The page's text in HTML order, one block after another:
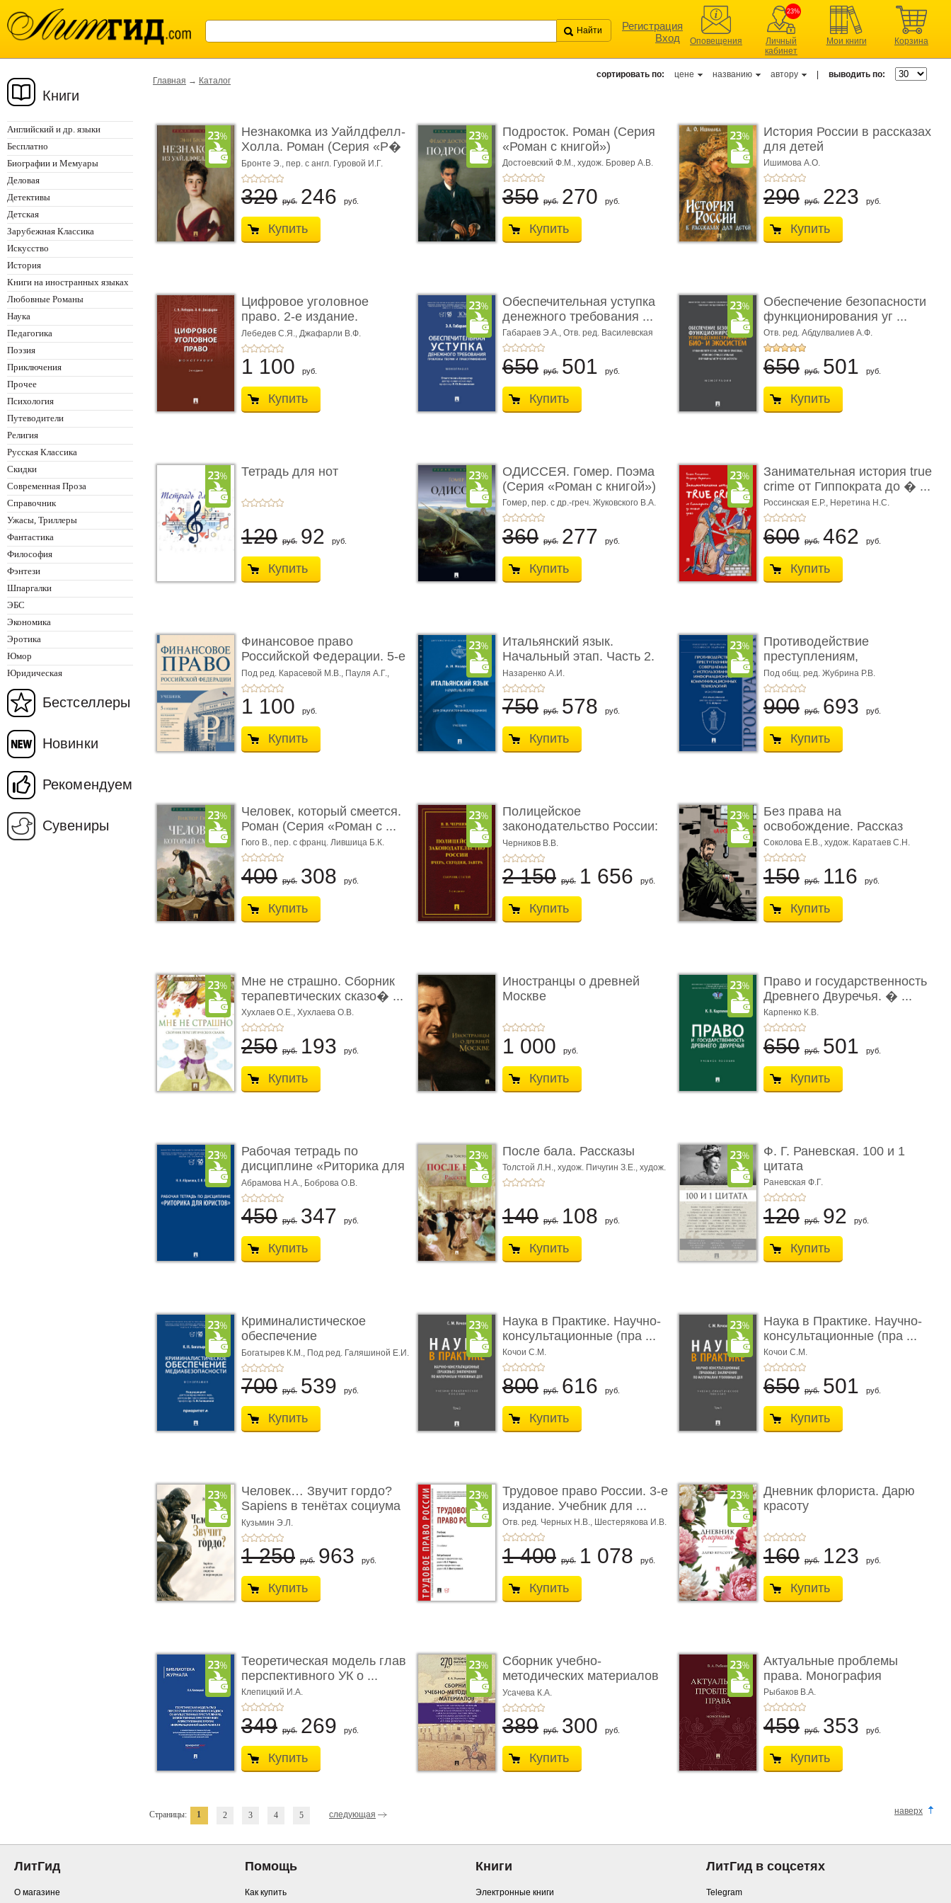
Регистрация
Вход
Оповещения
23%
Личный
кабинет
Мои книги Корзина
Книги
Английский и др. языки
Бесплатно
Биографии и Мемуары
Деловая
Детективы
Детская
Зарубежная Классика
Искусство
История
Книги на иностранных языках
Любовные Романы
Наука
Педагогика
Поэзия
Приключения
Прочее
Психология
Путеводители
Религия
Русская Классика
Скидки
Современная Проза
Справочник
Ужасы, Триллеры
Фантастика
Философия
Фэнтези
Шпаргалки
ЭБС
Экономика
Эротика
Юмор
Юридическая
Бестселлеры
Новинки
Рекомендуем
Сувениры
Главная → Каталог
сортировать по: цене названию автору выводить по:
Незнакомка из Уайлдфелл-
Холла. Роман (Серия «Р�
...
Бронте Э., пер. с англ. Гуровой И.Г.
320 руб. 246 руб.
Купить
Подросток. Роман (Серия
«Роман с книгой»)
Достоевский Ф.М., худож. Бровер А.В.
350 руб. 270 руб.
Купить
История России в рассказах
для детей
Ишимова А.О.
290 руб. 223 руб.
Купить
Цифровое уголовное
право. 2-е издание.
Монограф ...
Лебедев С.Я., Джафарли В.Ф.
1 100 руб.
Купить
Обеспечительная уступка
денежного требования ...
Габараев Э.А., Отв. ред. Василевская
Л.Ю.,вступ. сл. Каретина М.Г.
650 руб. 501 руб.
Купить
Обеспечение безопасности
функционирования уг ...
Отв. ред. Абдулвалиев А.Ф.
650 руб. 501 руб.
Купить
Тетрадь для нот
120 руб. 92 руб.
Купить
ОДИССЕЯ. Гомер. Поэма
(Серия «Роман с книгой»)
Гомер, пер. с др.-греч. Жуковского В.А.
360 руб. 277 руб.
Купить
Занимательная история true
crime от Гиппократа до � ...
Россинская Е.Р., Неретина Н.С.
600 руб. 462 руб.
Купить
Финансовое право
Российской Федерации. 5-е
изд� ...
Под ред. Карасевой М.В., Пауля А.Г.,
Красюкова А.В.
1 100 руб.
Купить
Итальянский язык.
Начальный этап. Часть 2.
Учеб� ...
Назаренко А.И.
750 руб. 578 руб.
Купить
Противодействие
преступлениям,
совершаемым с ...
Под общ. ред. Жубрина Р.В.
900 руб. 693 руб.
Купить
Человек, который смеется.
Роман (Серия «Роман с ...
Гюго В., пер. с франц. Лившица Б.К.
400 руб. 308 руб.
Купить
Полицейское
законодательство России:
вчера, с� ...
Черников В.В.
2 150 руб. 1 656 руб.
Купить
Без права на
освобождение. Рассказ
Соколова Е.В., худож. Каратаев С.Н.
150 руб. 116 руб.
Купить
Мне не страшно. Сборник
терапевтических сказо� ...
Хухлаев О.Е., Хухлаева О.В.
250 руб. 193 руб.
Купить
Иностранцы о древней
Москве
1 000 руб.
Купить
Право и государственность
Древнего Двуречья. � ...
Карпенко К.В.
650 руб. 501 руб.
Купить
Рабочая тетрадь по
дисциплине «Риторика для
ю� ...
Абрамова Н.А., Боброва О.В.
450 руб. 347 руб.
Купить
После бала. Рассказы
Толстой Л.Н., худож. Пичугин З.Е., худож.
Лебедев А.И.,
140 руб. 108 руб.
Купить
Ф. Г. Раневская. 100 и 1
цитата
Раневская Ф.Г.
120 руб. 92 руб.
Купить
Криминалистическое
обеспечение
медиабезопас� ...
Богатырев К.М., Под ред. Галяшиной Е.И.
700 руб. 539 руб.
Купить
Наука в Практике. Научно-
консультационные (пра ...
Кочои С.М.
800 руб. 616 руб.
Купить
Наука в Практике. Научно-
консультационные (пра ...
Кочои С.М.
650 руб. 501 руб.
Купить
Человек… Звучит гордо?
Sapiens в тенётах социума
� ...
Кузьмин Э.Л.
1 250 руб. 963 руб.
Купить
Трудовое право России. 3-е
издание. Учебник для ...
Отв. ред. Черных Н.В., Шестерякова И.В.
1 400 руб. 1 078 руб.
Купить
Дневник флориста. Дарю
красоту
160 руб. 123 руб.
Купить
Теоретическая модель глав
перспективного УК о ...
Клепицкий И.А.
349 руб. 269 руб.
Купить
Сборник учебно-
методических материалов
по кур ...
Усачева К.А.
389 руб. 300 руб.
Купить
Актуальные проблемы
права. Монография
Рыбаков В.А.
459 руб. 353 руб.
Купить
Страницы: 1 2 3 4 5 следующая наверх
ЛитГид
О магазине
Помощь
Как купить
Книги
Электронные книги
ЛитГид в соцсетях
Telegram